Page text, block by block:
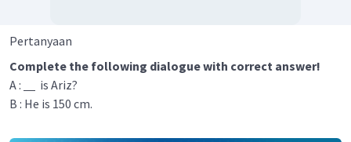
Pertanyaan
Complete the following dialogue with correct answer!
A :
is Ariz?
B : He is 150 cm.